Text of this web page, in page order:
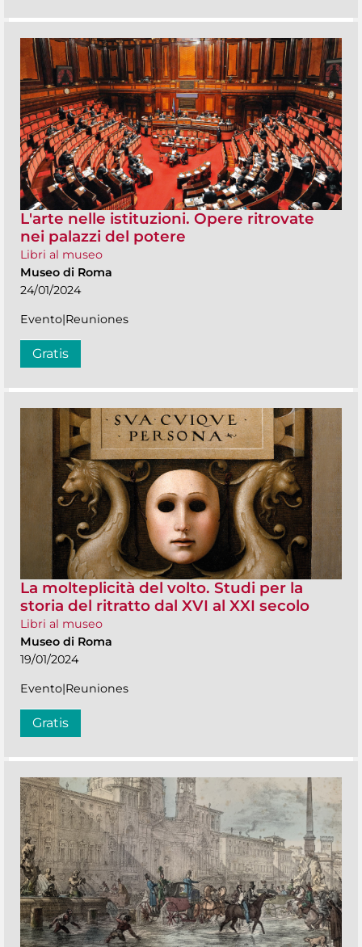
L'arte nelle istituzioni. Opere ritrovate
nei palazzi del potere
Libri al museo
Museo di Roma
24/01/2024
Evento|Reuniones
Gratis
La molteplicità del volto. Studi per la
storia del ritratto dal XVI al XXI secolo
Libri al museo
Museo di Roma
19/01/2024
Evento|Reuniones
Gratis